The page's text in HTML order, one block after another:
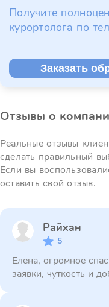
Получите
курортолога по
Заказать
Отзывы о
Реальные отзывы
сделать правильный
Если вы
оставить свой отзыв.
Райхан
5
Елена, огромное
заявки, чуткость и